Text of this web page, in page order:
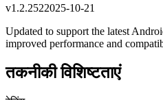
v1.2.2522025-10-21
Updated to support the latest
improved performance and
तकनीकी विशिष्टताएं